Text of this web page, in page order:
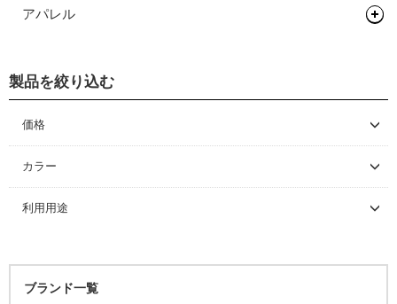
ステム
関連パーツ
フラットペダル
タイヤ/チューブ/シーラント
ロードタイヤ（チューブラー）
MTBタイヤ（チューブレス/レディ）
リム
リムセメント
ハブ
フロントハブ
関連パーツ
ボトムブラケット
関連パーツ
リジットフォーク
グリップ/バーテープ
バッグ類
バイクパッキング/アクセサリー
パニアバッグ
その他バッグ
輪行袋
ハードケース
ボトル/ケージ/アダプター類
フェンダー
キャリア
ワークスタンド/ディスプレイスタンド
ワークスタンド
スタンド
サイクルトレーナー
グリース/ルブ
ライト
アパレル
ロードバイク
マウンテンバイク/BMX
グラベルバイク/シクロクロス
セーフティライト
シューズ
ロードバイク
マウンテンバイク/BMX
サイクルウェア
レインウェア
プロテクター
グローブ/ソックス
二―/レッグカバー
ビーニー
製品を絞り込む
価格
～ \5,000
\5,001 ～ 10,000
\10,001 ～ 20,000
\30,001 ～ 50,000
\50,001 ～
カラー
ブラック
オレンジ
利用用途
マウンテンバイク
BMX
ブランド一覧